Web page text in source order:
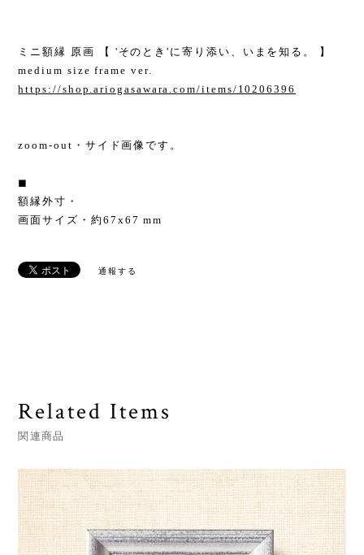
ミニ額縁 原画 【 'そのとき'に寄り添い、いまを知る。 】
medium size frame ver.
https://shop.ariogasawara.com/items/10206396
zoom-out・サイド画像です。
◼︎
額縁外寸・
画面サイズ・約67x67 mm
通報する
Related Items
関連商品